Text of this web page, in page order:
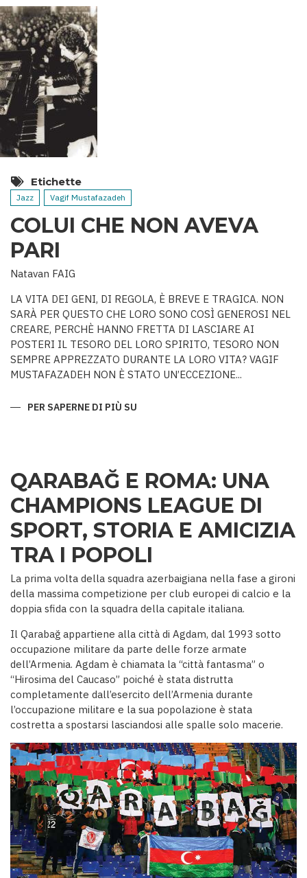
Etichette
Jazz Vagif Mustafazadeh
COLUI CHE NON AVEVA
PARI
Natavan FAIG
LA VITA DEI GENI, DI REGOLA, È BREVE E TRAGICA. NON
SARÀ PER QUESTO CHE LORO SONO COSÌ GENEROSI NEL
CREARE, PERCHÈ HANNO FRETTA DI LASCIARE AI
POSTERI IL TESORO DEL LORO SPIRITO, TESORO NON
SEMPRE APPREZZATO DURANTE LA LORO VITA? VAGIF
MUSTAFAZADEH NON È STATO UN’ECCEZIONE...
PER SAPERNE DI PIÙ SU
QARABAĞ E ROMA: UNA
CHAMPIONS LEAGUE DI
SPORT, STORIA E AMICIZIA
TRA I POPOLI
La prima volta della squadra azerbaigiana nella fase a gironi
della massima competizione per club europei di calcio e la
doppia sfida con la squadra della capitale italiana.
Il Qarabağ appartiene alla città di Agdam, dal 1993 sotto
occupazione militare da parte delle forze armate
dell’Armenia. Agdam è chiamata la “città fantasma” o
“Hirosima del Caucaso” poiché è stata distrutta
completamente dall’esercito dell’Armenia durante
l’occupazione militare e la sua popolazione è stata
costretta a spostarsi lasciandosi alle spalle solo macerie.